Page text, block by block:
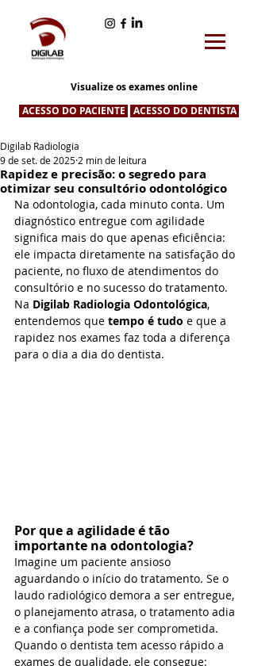
Visualize os exames online
ACESSO DO PACIENTE
ACESSO DO DENTISTA
Rapidez e precisão: o segredo para
otimizar seu consultório odontológico
Digilab Radiologia
9 de set. de 2025 2 min de leitura
Na odontologia, cada minuto conta. Um
diagnóstico entregue com agilidade
significa mais do que apenas eficiência:
ele impacta diretamente na satisfação do
paciente, no fluxo de atendimentos do
consultório e no sucesso do tratamento.
Na Digilab Radiologia Odontológica,
entendemos que tempo é tudo e que a
rapidez nos exames faz toda a diferença
para o dia a dia do dentista.
Por que a agilidade é tão
importante na odontologia?
Imagine um paciente ansioso
aguardando o início do tratamento. Se o
laudo radiológico demora a ser entregue,
o planejamento atrasa, o tratamento adia
e a confiança pode ser comprometida.
Quando o dentista tem acesso rápido a
exames de qualidade, ele consegue: